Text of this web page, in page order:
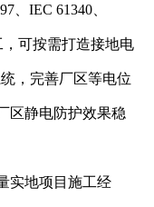
、IEC 61340、
可按需打造接地电
，完善厂区等电位
区静电防护效果稳
实地项目施工经